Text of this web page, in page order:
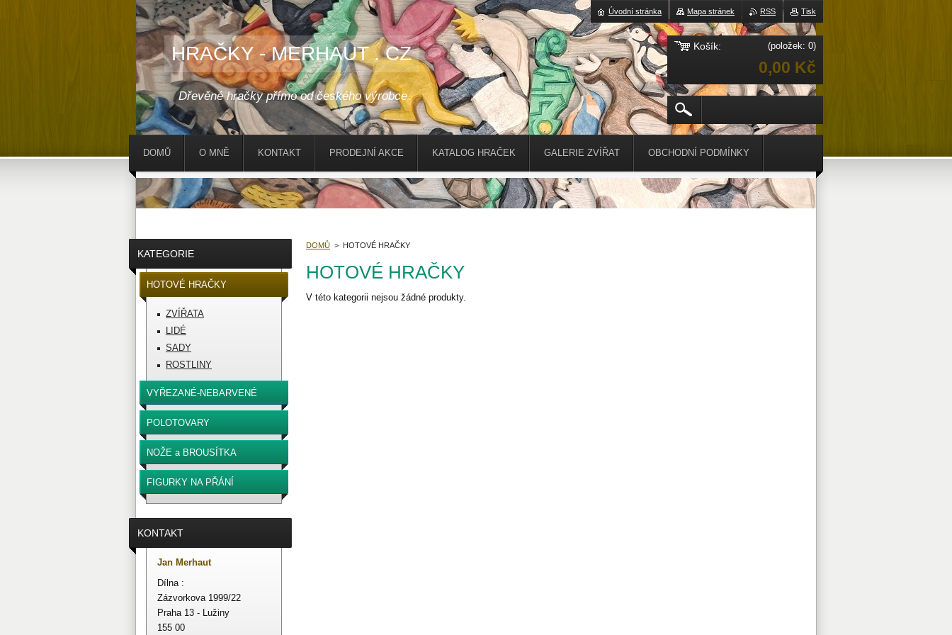
HRAČKY - MERHAUT . CZ
Dřevěné hračky přímo od českého výrobce
DOMŮ > HOTOVÉ HRAČKY
HOTOVÉ HRAČKY
V této kategorii nejsou žádné produkty.
KATEGORIE
HOTOVÉ HRAČKY
ZVÍŘATA
LIDÉ
SADY
ROSTLINY
VYŘEZANÉ-NEBARVENÉ
POLOTOVARY
NOŽE a BROUSÍTKA
FIGURKY NA PŘÁNÍ
KONTAKT
Jan Merhaut
Dílna :
Zázvorkova 1999/22
Praha 13 - Lužiny
155 00
DOMŮ O MNĚ KONTAKT PRODEJNÍ AKCE KATALOG HRAČEK GALERIE ZVÍŘAT OBCHODNÍ PODMÍNKY
Tisk
RSS
Mapa stránek
Úvodní stránka
Košík: (položek: 0)
0,00 Kč